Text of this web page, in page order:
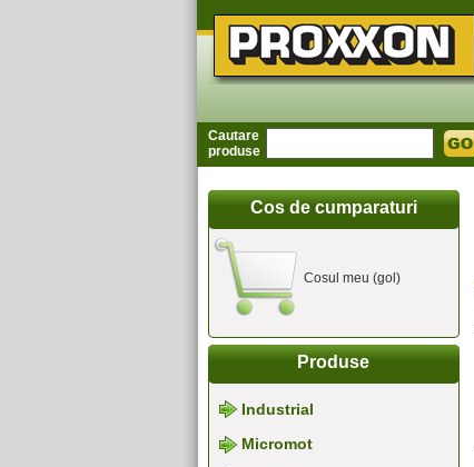
Cautare
produse
Cos de cumparaturi
Cosul meu (gol)
Produse
Industrial
Micromot